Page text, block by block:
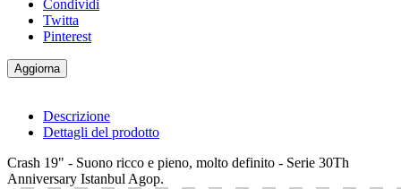
Condividi
Twitta
Pinterest
Descrizione
Dettagli del prodotto
Crash 19" - Suono ricco e pieno, molto definito - Serie 30Th
Anniversary Istanbul Agop.